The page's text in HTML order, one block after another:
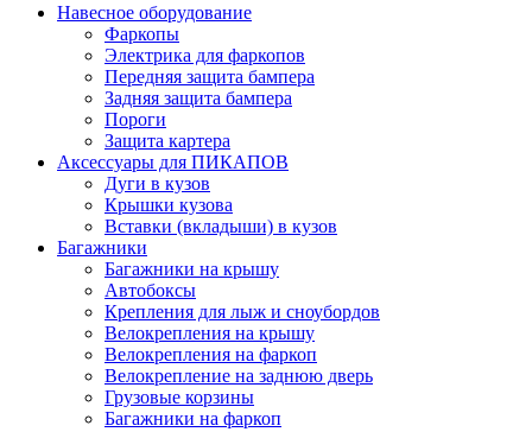
Навесное оборудование
Фаркопы
Электрика для фаркопов
Передняя защита бампера
Задняя защита бампера
Пороги
Защита картера
Аксессуары для ПИКАПОВ
Дуги в кузов
Крышки кузова
Вставки (вкладыши) в кузов
Багажники
Багажники на крышу
Автобоксы
Крепления для лыж и сноубордов
Велокрепления на крышу
Велокрепления на фаркоп
Велокрепление на заднюю дверь
Грузовые корзины
Багажники на фаркоп